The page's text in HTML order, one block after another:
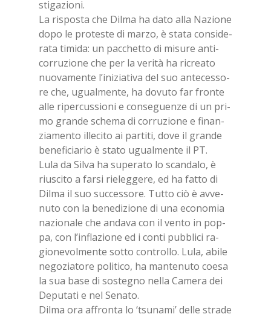
sti­ga­zio­ni.
La ri­spo­sta che Dil­ma ha dato alla Na­zio­ne
dopo le pro­te­ste di mar­zo, è sta­ta con­si­de­
ra­ta ti­mi­da: un pac­chet­to di mi­su­re an­ti­
cor­ru­zio­ne che per la ve­ri­tà ha ri­crea­to
nuo­va­men­te l’i­ni­zia­ti­va del suo an­te­ces­so­
re che, ugual­men­te, ha do­vu­to far fron­te
alle ri­per­cus­sio­ni e con­se­guen­ze di un pri­
mo gran­de sche­ma di cor­ru­zio­ne e fi­nan­
zia­men­to il­le­ci­to ai par­ti­ti, dove il gran­de
be­ne­fi­cia­rio è sta­to ugual­men­te il PT.
Lula da Sil­va ha su­pe­ra­to lo scan­da­lo, è
riu­sci­to a far­si rie­leg­ge­re, ed ha fat­to di
Dil­ma il suo suc­ces­so­re. Tut­to ciò è av­ve­
nu­to con la be­ne­di­zio­ne di una eco­no­mia
na­zio­na­le che an­da­va con il ven­to in pop­
pa, con l’in­fla­zio­ne ed i con­ti pub­bli­ci ra­
gio­ne­vol­men­te sot­to con­trol­lo. Lula, abi­le
ne­go­zia­to­re po­li­ti­co, ha man­te­nu­to coe­sa
la sua base di so­ste­gno nel­la Ca­me­ra dei
De­pu­ta­ti e nel Se­na­to.
Dil­ma ora af­fron­ta lo ‘tsu­na­mi’ del­le stra­de